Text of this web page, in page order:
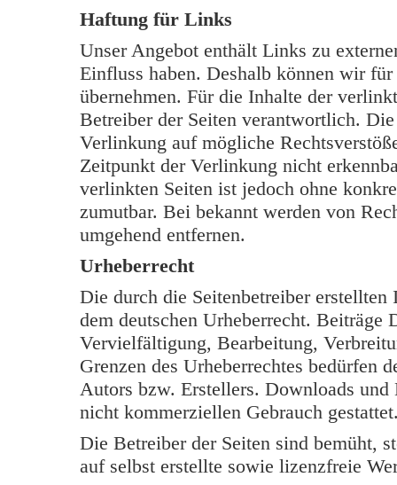
Haftung für Links
Unser Angebot enthält Links zu
Einfluss haben. Deshalb können wir
übernehmen. Für die Inhalte der
Betreiber der Seiten verantwortlich.
Verlinkung auf mögliche
Zeitpunkt der Verlinkung nicht
verlinkten Seiten ist jedoch ohne
zumutbar. Bei bekannt werden von
umgehend entfernen.
Urheberrecht
Die durch die Seitenbetreiber
dem deutschen Urheberrecht.
Vervielfältigung, Bearbeitung,
Grenzen des Urheberrechtes bedürfen
Autors bzw. Erstellers. Downloads
nicht kommerziellen Gebrauch
Die Betreiber der Seiten sind bemüht,
auf selbst erstellte sowie lizenzfreie